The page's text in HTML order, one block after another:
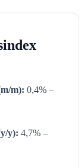
m): 0,4% –
y): 4,7% –